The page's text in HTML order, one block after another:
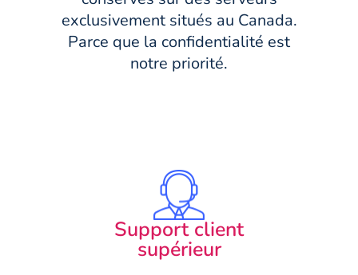
exclusivement situés au Canada.
Parce que la confidentialité est
notre priorité.
Support client
supérieur